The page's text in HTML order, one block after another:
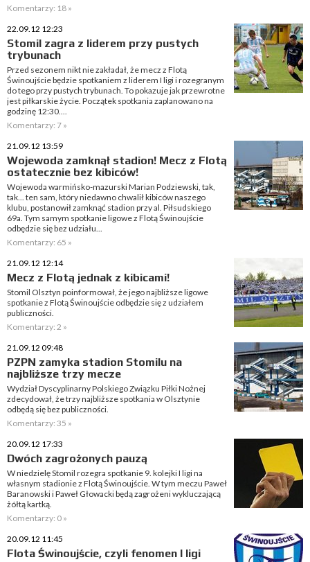
Komentarzy: 18 »
22.09.12 12:23
Stomil zagra z liderem przy pustych
trybunach
Przed sezonem nikt nie zakładał, że mecz z Flotą
Świnoujście będzie spotkaniem z liderem I ligi i rozegranym
do tego przy pustych trybunach. To pokazuje jak przewrotne
jest piłkarskie życie. Początek spotkania zaplanowano na
godzinę 12:30....
Komentarzy: 7 »
21.09.12 13:59
Wojewoda zamknął stadion! Mecz z Flotą
ostatecznie bez kibiców!
Wojewoda warmińsko-mazurski Marian Podziewski, tak,
tak... ten sam, który niedawno chwalił kibiców naszego
klubu, postanowił zamknąć stadion przy al. Piłsudskiego
69a. Tym samym spotkanie ligowe z Flotą Świnoujście
odbędzie się bez udziału...
Komentarzy: 65 »
21.09.12 12:14
Mecz z Flotą jednak z kibicami!
Stomil Olsztyn poinformował, że jego najbliższe ligowe
spotkanie z Flotą Świnoujście odbędzie się z udziałem
publiczności.
Komentarzy: 2 »
21.09.12 09:48
PZPN zamyka stadion Stomilu na
najbliższe trzy mecze
Wydział Dyscyplinarny Polskiego Związku Piłki Nożnej
zdecydował, że trzy najbliższe spotkania w Olsztynie
odbędą się bez publiczności.
Komentarzy: 35 »
20.09.12 17:33
Dwóch zagrożonych pauzą
W niedzielę Stomil rozegra spotkanie 9. kolejki I ligi na
własnym stadionie z Flotą Świnoujście. W tym meczu Paweł
Baranowski i Paweł Głowacki będą zagrożeni wykluczającą
żółtą kartką.
Komentarzy: 0 »
20.09.12 11:45
Flota Świnoujście, czyli fenomen I ligi